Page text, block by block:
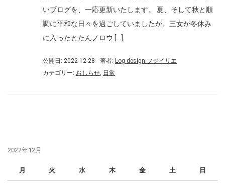
いブログを、一応更新いたします。 夏、そして秋と順
調に平和な日々を過ごしていましたが、三女が冬休み
に入ったとたんノロウ […]
公開日: 2022-12-28 著者: Log design:フジイリエ
カテゴリー: おしらせ, 日常
2022年12月
月 火 水 木 金 土 日